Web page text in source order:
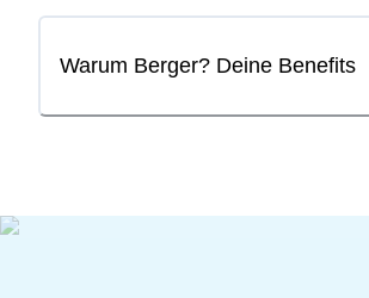
Warum Berger? Deine Benefits